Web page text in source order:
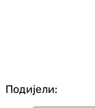
Подијели: